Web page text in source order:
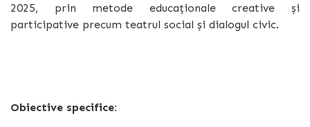
2025, prin metode educaționale creative și
participative precum teatrul social și dialogul civic.
Obiective specifice: